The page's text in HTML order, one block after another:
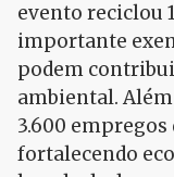
evento reciclou
importante
podem
ambiental.
3.600
fortalecendo